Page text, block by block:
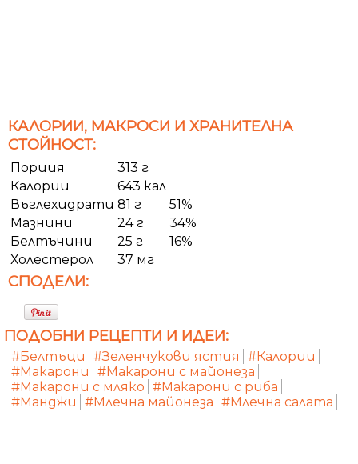
КАЛОРИИ, МАКРОСИ И ХРАНИТЕЛНА
СТОЙНОСТ:
Порция
313 г
Калории
643 кал
Въглехидрати 81 г
51%
Мазнини
24 г
34%
Белтъчини
25 г
16%
Холестерол
37 мг
СПОДЕЛИ:
ПОДОБНИ РЕЦЕПТИ И ИДЕИ:
#Белтъци #Зеленчукови ястия
#Калории
#Макарони
#Макарони с майонеза
#Макарони с мляко #Макарони с риба
#Манджи
#Млечна майонеза #Млечна салата